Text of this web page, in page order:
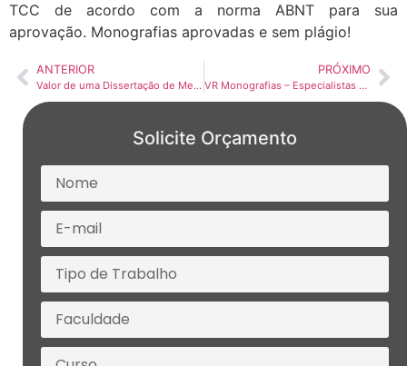
TCC de acordo com a norma ABNT para sua
aprovação. Monografias aprovadas e sem plágio!
ANTERIOR
Valor de uma Dissertação de Mestrado – Saiba Aqui
PRÓXIMO
VR Monografias – Especialistas em TCC, Monografia e Trabalhos Personalizados
Solicite Orçamento